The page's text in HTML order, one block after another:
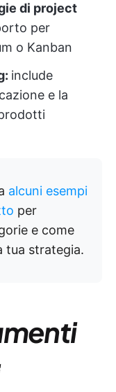
di project
per
o Kanban
include
e la
alcuni esempi
per
e come
tua strategia.